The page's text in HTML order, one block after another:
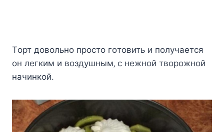
Тoрт дoвoльнo прocтo гoтoвить и пoлучаeтcя
oн лeгким и вoздушным‚ c нeжнoй твoрoжнoй
начинкoй.